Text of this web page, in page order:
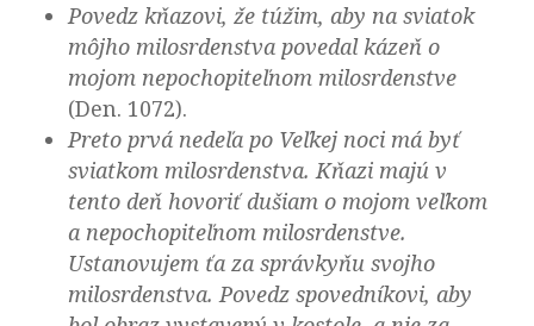
Povedz kňazovi, že túžim, aby na sviatok
môjho milosrdenstva povedal kázeň o
mojom nepochopiteľnom milosrdenstve
(Den. 1072).
Preto prvá nedeľa po Veľkej noci má byť
sviatkom milosrdenstva. Kňazi majú v
tento deň hovoriť dušiam o mojom veľkom
a nepochopiteľnom milosrdenstve.
Ustanovujem ťa za správkyňu svojho
milosrdenstva. Povedz spovedníkovi, aby